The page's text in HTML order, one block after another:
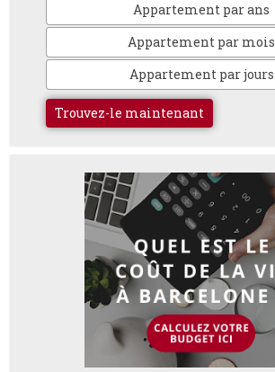
Appartement par ans
Appartement par mois
Appartement par jours
Trouvez-le maintenant